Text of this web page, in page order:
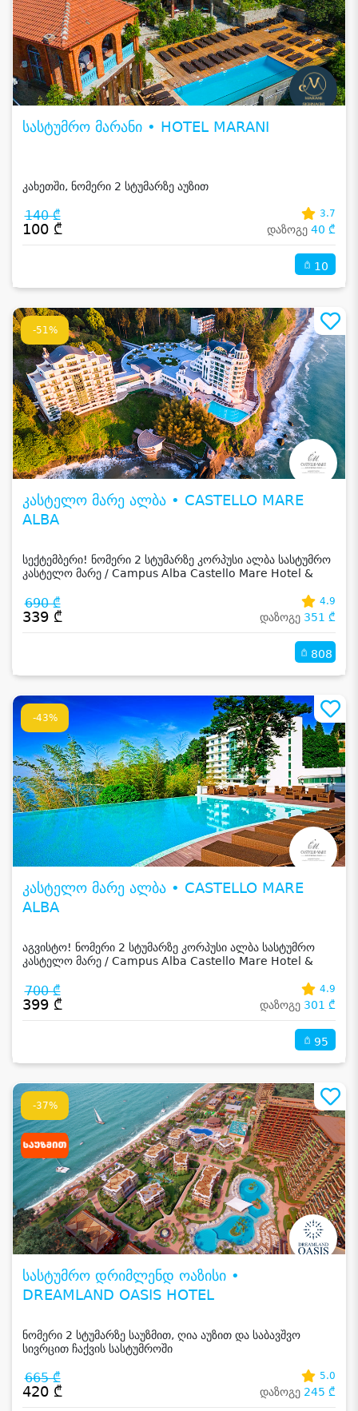
სასტუმრო მარანი • HOTEL MARANI
კახეთში, ნომერი 2 სტუმარზე აუზით
140 ₾
100 ₾
3.7
დაზოგე 40 ₾
10
-51%
კასტელო მარე ალბა • CASTELLO MARE
ALBA
სექტემბერი! ნომერი 2 სტუმარზე კორპუსი ალბა სასტუმრო
კასტელო მარე / Campus Alba Castello Mare Hotel &
690 ₾
339 ₾
4.9
დაზოგე 351 ₾
808
-43%
კასტელო მარე ალბა • CASTELLO MARE
ALBA
აგვისტო! ნომერი 2 სტუმარზე კორპუსი ალბა სასტუმრო
კასტელო მარე / Campus Alba Castello Mare Hotel &
700 ₾
399 ₾
4.9
დაზოგე 301 ₾
95
-37%
სასტუმრო დრიმლენდ ოაზისი •
DREAMLAND OASIS HOTEL
ნომერი 2 სტუმარზე საუზმით, ღია აუზით და საბავშვო
სივრცით ჩაქვის სასტუმროში
665 ₾
420 ₾
5.0
დაზოგე 245 ₾